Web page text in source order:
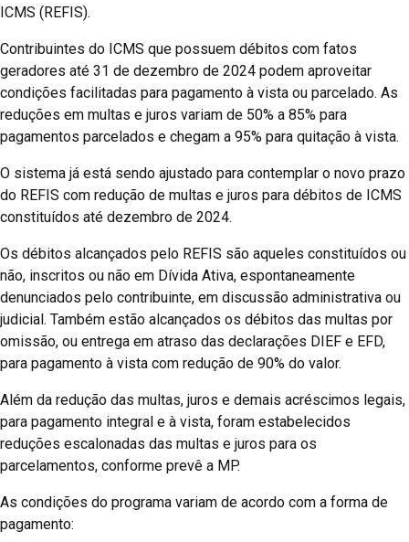
ICMS (REFIS).
Contribuintes do ICMS que possuem débitos com fatos
geradores até 31 de dezembro de 2024 podem aproveitar
condições facilitadas para pagamento à vista ou parcelado. As
reduções em multas e juros variam de 50% a 85% para
pagamentos parcelados e chegam a 95% para quitação à vista.
O sistema já está sendo ajustado para contemplar o novo prazo
do REFIS com redução de multas e juros para débitos de ICMS
constituídos até dezembro de 2024.
Os débitos alcançados pelo REFIS são aqueles constituídos ou
não, inscritos ou não em Dívida Ativa, espontaneamente
denunciados pelo contribuinte, em discussão administrativa ou
judicial. Também estão alcançados os débitos das multas por
omissão, ou entrega em atraso das declarações DIEF e EFD,
para pagamento à vista com redução de 90% do valor.
Além da redução das multas, juros e demais acréscimos legais,
para pagamento integral e à vista, foram estabelecidos
reduções escalonadas das multas e juros para os
parcelamentos, conforme prevê a MP.
As condições do programa variam de acordo com a forma de
pagamento: